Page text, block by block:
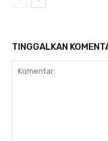
TINGGALKAN